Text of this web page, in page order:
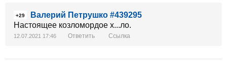
+29
Валерий Петрушко #439295
Настоящее козломордое х...ло.
12.07.2021 17:46 Ответить Ссылка